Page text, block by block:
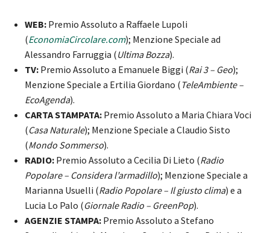
WEB: Premio Assoluto a Raffaele Lupoli
(EconomiaCircolare.com); Menzione Speciale ad
Alessandro Farruggia (Ultima Bozza).
TV: Premio Assoluto a Emanuele Biggi (Rai 3 – Geo);
Menzione Speciale a Ertilia Giordano ( TeleAmbiente –
EcoAgenda).
CARTA STAMPATA: Premio Assoluto a Maria Chiara Voci
(Casa Naturale); Menzione Speciale a Claudio Sisto
(Mondo Sommerso).
RADIO: Premio Assoluto a Cecilia Di Lieto (Radio
Popolare – Considera l’armadillo); Menzione Speciale a
Marianna Usuelli (Radio Popolare – Il giusto clima) e a
Lucia Lo Palo (Giornale Radio – GreenPop).
AGENZIE STAMPA: Premio Assoluto a Stefano